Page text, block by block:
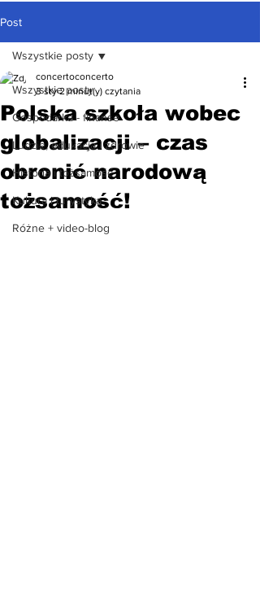
Post
Wszystkie posty
Gospodarka - finanse
Ludzie, edukacja i zdrowie
Historia i tożsamość
Kultura i turystyka
Różne + video-blog
Wszystkie posty
Polska szkoła wobec
globalizacji – czas
obronić narodową
tożsamość!
concertoconcerto
3 sty 2 minut(y) czytania